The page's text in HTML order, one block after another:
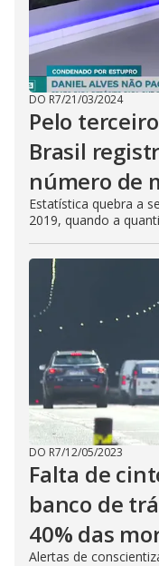
DO R7/21/03/2024
Pelo
Brasil
número de
Estatística quebra a
2019, quando a
DO R7/12/05/2023
Falta de
banco de
40% das
Alertas de